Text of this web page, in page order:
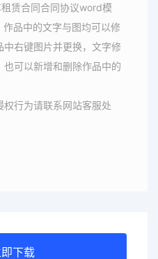
赁合同合同协议word模
品中的文字与图均可以修
右键图片并更换，文字修
可以新增和删除作品中的
行为请联系网站客服处
下载